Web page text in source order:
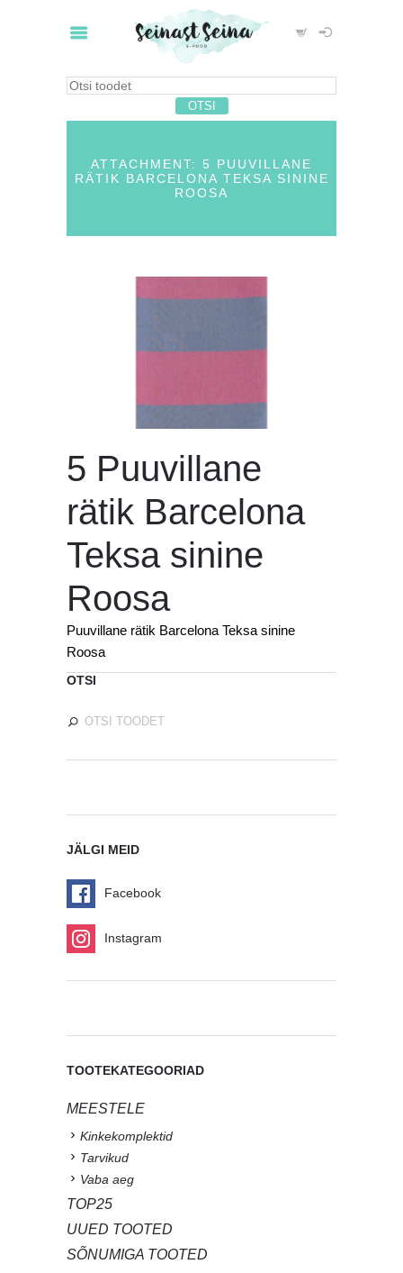
ATTACHMENT: 5 PUUVILLANE
RÄTIK BARCELONA TEKSA SININE
ROOSA
5 Puuvillane
rätik Barcelona
Teksa sinine
Roosa
Puuvillane rätik Barcelona Teksa sinine
Roosa
OTSI
JÄLGI MEID
Facebook
Instagram
TOOTEKATEGOORIAD
MEESTELE
Kinkekomplektid
Tarvikud
Vaba aeg
TOP25
UUED TOOTED
SÕNUMIGA TOOTED